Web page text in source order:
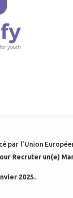
par l’Union
Recruter un(e)
2025.